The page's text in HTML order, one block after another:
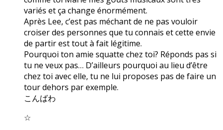
variés et ça change énormément.
Après Lee, c’est pas méchant de ne pas vouloir
croiser des personnes que tu connais et cette envie
de partir est tout à fait légitime.
Pourquoi ton amie squatte chez toi? Réponds pas si
tu ne veux pas… D’ailleurs pourquoi au lieu d’être
chez toi avec elle, tu ne lui proposes pas de faire un
tour dehors par exemple.
こんばわ
☆